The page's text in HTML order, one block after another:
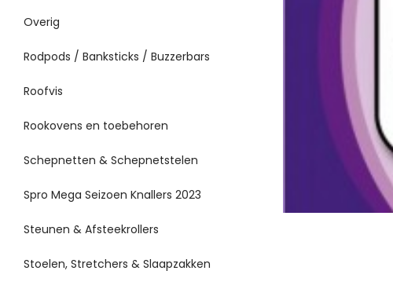
Overig
Rodpods / Banksticks / Buzzerbars
Roofvis
Rookovens en toebehoren
Schepnetten & Schepnetstelen
Spro Mega Seizoen Knallers 2023
Steunen & Afsteekrollers
Stoelen, Stretchers & Slaapzakken